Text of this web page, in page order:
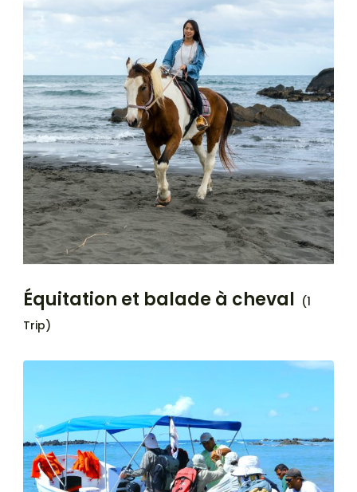
Équitation et balade à cheval (1
Trip)